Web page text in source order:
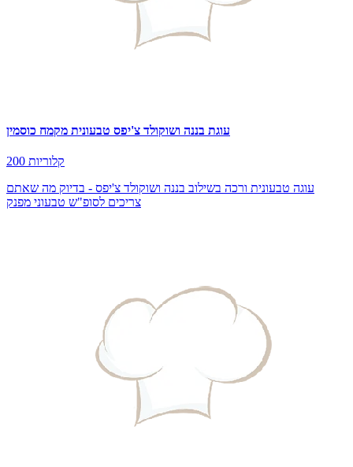
עוגת בננה ושוקולד צ'יפס טבעונית מקמח כוסמין
200 קלוריות
עוגה טבעונית ורכה בשילוב בננה ושוקולד צ'יפס - בדיוק מה שאתם
צריכים לסופ"ש טבעוני מפנק